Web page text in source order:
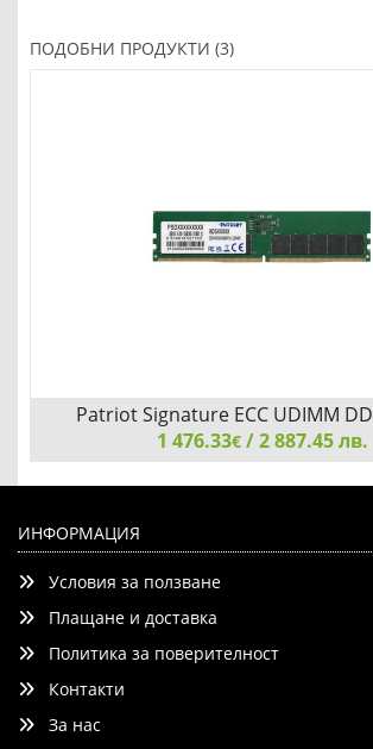
ПОДОБНИ ПРОДУКТИ (3)
Patriot Signature ECC UDIMM
4800Mhz
1 476.33€/ 2 887.45 лв.
ИНФОРМАЦИЯ
Условия за ползване
Плащане и доставка
Политика за поверителност
Контакти
За нас